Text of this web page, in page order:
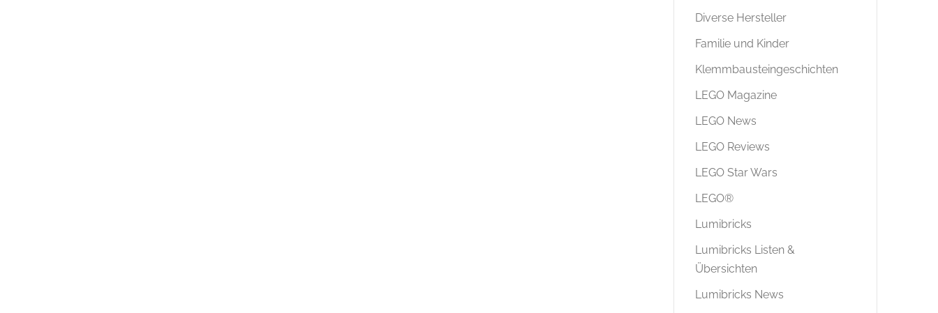
Diverse Hersteller
Familie und Kinder
Klemmbausteingeschichten
LEGO Magazine
LEGO News
LEGO Reviews
LEGO Star Wars
LEGO®
Lumibricks
Lumibricks Listen &
Übersichten
Lumibricks News